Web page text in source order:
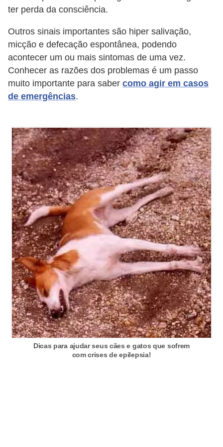
ter perda da consciência.
Outros sinais importantes são hiper salivação,
micção e defecação espontânea, podendo
acontecer um ou mais sintomas de uma vez.
Conhecer as razões dos problemas é um passo
muito importante para saber como agir em casos
de emergências.
Dicas para ajudar seus cães e gatos que sofrem
com crises de epilepsia!
ã
o
n
i
m
i
s
e
x
ó
t
i
c
o
s
A
v
e
s
o